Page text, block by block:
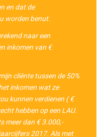
en dat de
worden benut.
naar een
inkomen van €
cliënte tussen de 50%
inkomen wat ze
kunnen verdienen ( €
hebben op een LAU.
meer dan € 3.000,-
2017. Als met